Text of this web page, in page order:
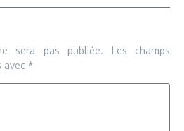
sera pas publiée.
Les champs
avec *